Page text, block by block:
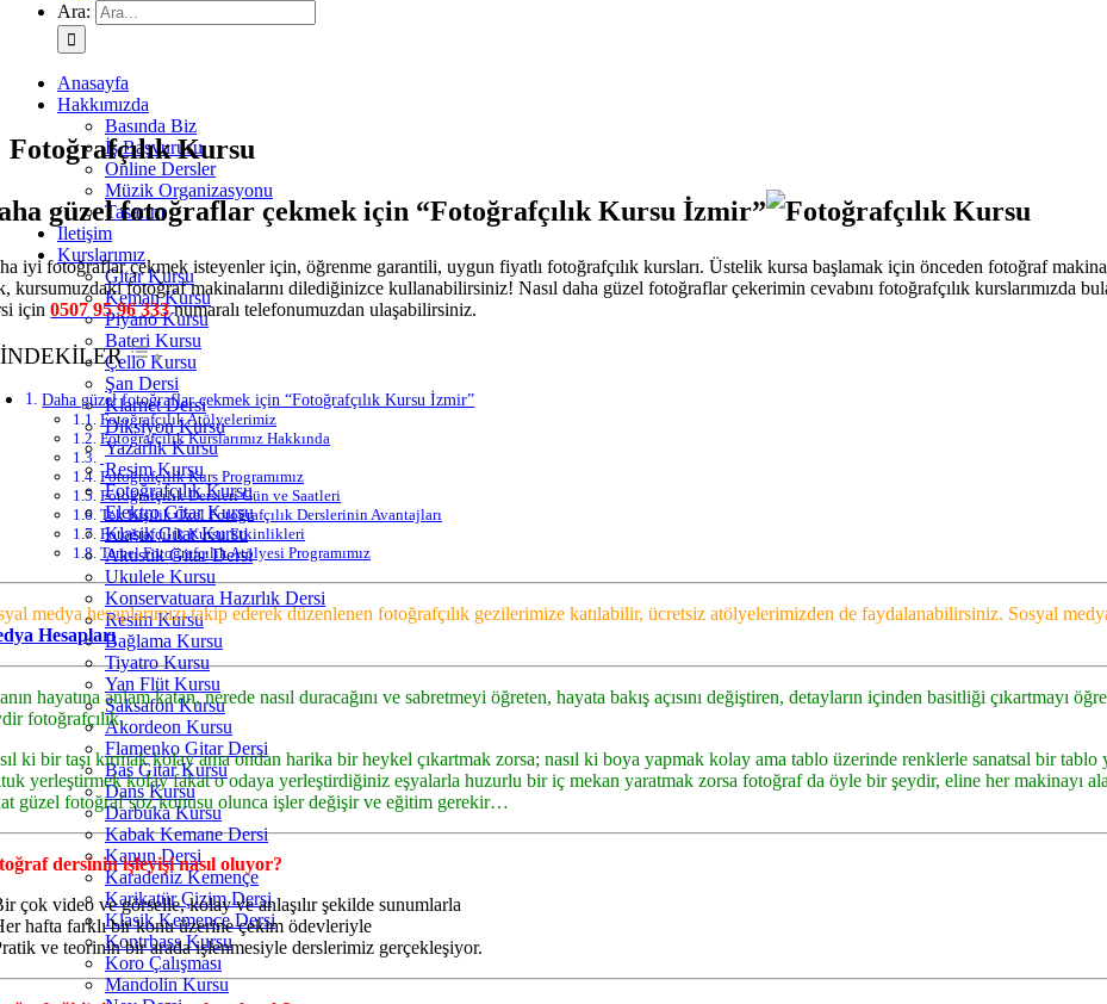
Ara:
Anasayfa
Hakkımızda
Basında Biz
İş Başvurusu
Online Dersler
Müzik Organizasyonu
Tasarım
İletişim
Kurslarımız
Gitar Kursu
Keman Kursu
Piyano Kursu
Bateri Kursu
Çello Kursu
Şan Dersi
Klarnet Dersi
Diksiyon Kursu
Yazarlık Kursu
Resim Kursu
Fotoğrafçılık Kursu
Elektro Gitar Kursu
Klasik Gitar Kursu
Akustik Gitar Dersi
Ukulele Kursu
Konservatuara Hazırlık Dersi
Resim Kursu
Bağlama Kursu
Tiyatro Kursu
Yan Flüt Kursu
Saksafon Kursu
Akordeon Kursu
Flamenko Gitar Dersi
Bas Gitar Kursu
Dans Kursu
Darbuka Kursu
Kabak Kemane Dersi
Kanun Dersi
Karadeniz Kemençe
Karikatür Çizim Dersi
Klasik Kemençe Dersi
Kontrbass Kursu
Koro Çalışması
Mandolin Kursu
Fotoğrafçılık Kursu
güzel fotoğraflar çekmek için “Fotoğrafçılık Kursu İzmir”
iyi fotoğraflar çekmek isteyenler için, öğrenme garantili, uygun fiyatlı fotoğrafçılık kursları. Üstelik kursa başlamak için önceden fotoğraf
kursumuzdaki fotoğraf makinalarını dilediğinizce kullanabilirsiniz! Nasıl daha güzel fotoğraflar çekerimin cevabını fotoğrafçılık kurslarımızda
için0507 95 96 333numaralı telefonumuzdan ulaşabilirsiniz.
Daha güzel fotoğraflar çekmek için “Fotoğrafçılık Kursu İzmir”
Fotoğrafçılık Atölyelerimiz
Fotoğrafçılık Kurslarımız Hakkında
Fotoğrafçılık Kurs Programımız
Fotoğrafçılık Dersleri Gün ve Saatleri
Tek Kişilik Özel Fotoğrafçılık Derslerinin Avantajları
Fotoğrafçılık Kursu Etkinlikleri
Temel Fotoğrafçılık Atölyesi Programımız
medya hesaplarımızı takip ederek düzenlenen fotoğrafçılık gezilerimize katılabilir, ücretsiz atölyelerimizden de faydalanabilirsiniz. Sosyal
Hesapları
hayatına anlam katan, nerede nasıl duracağını ve sabretmeyi öğreten, hayata bakış açısını değiştiren, detayların içinden basitliği çıkartmayı
fotoğrafçılık.
ki bir taşı kırmak kolay ama ondan harika bir heykel çıkartmak zorsa; nasıl ki boya yapmak kolay ama tablo üzerinde renklerle sanatsal bir
yerleştirmek kolay fakat o odaya yerleştirdiğiniz eşyalarla huzurlu bir iç mekan yaratmak zorsa fotoğraf da öyle bir şeydir, eline her makinayı
güzel fotoğraf söz konusu olunca işler değişir ve eğitim gerekir…
dersinin işleyişi nasıl oluyor?
çok video ve görselle, kolay ve anlaşılır şekilde sunumlarla
hafta farklı bir konu üzerine çekim ödevleriyle
ve teorinin bir arada işlenmesiyle derslerimiz gerçekleşiyor.